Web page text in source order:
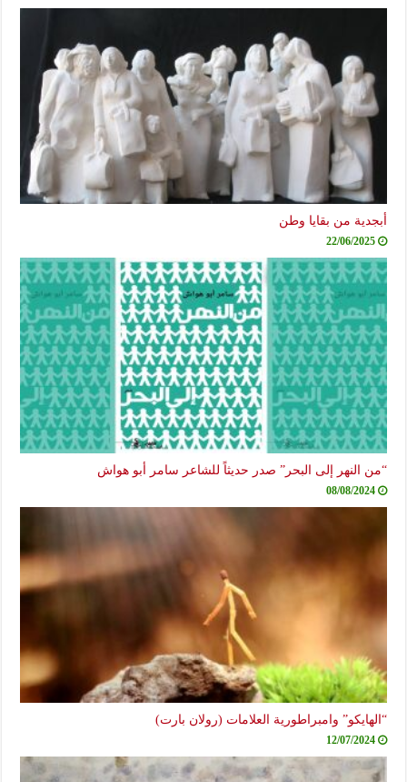
أبجدية من بقايا وطن
22/06/2025
“من النهر إلى البحر” صدر حديثاً للشاعر سامر أبو هواش
08/08/2024
“الهايكو” وامبراطورية العلامات (رولان بارت)
12/07/2024